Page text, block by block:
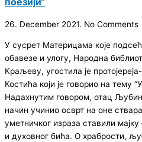
26. December 2021. No Comments
У сусрет Материцама које
обавезе и улогу, Народна
Краљеву, угостила је
Костића који је говорио на тему
Надахнутим говором, отац
начин учинио осврт на оне
уметничког израза ставили
и духовног бића. О храбрости,